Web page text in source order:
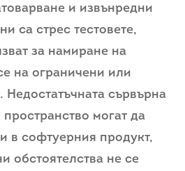
и извънредни
са стрес тестовете,
за намиране на
на ограничени или
сървърна
могат да
в софтуерния продукт,
обстоятелства не се